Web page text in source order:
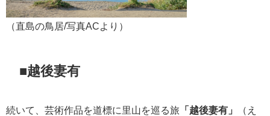
（直島の鳥居/写真ACより）
■越後妻有
続いて、芸術作品を道標に里山を巡る旅 「越後妻有」
（え